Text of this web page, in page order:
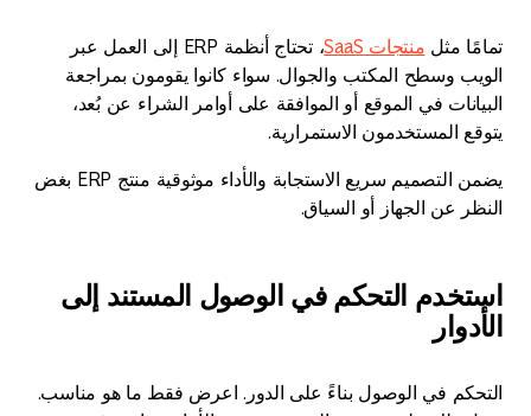
تمامًا مثل منتجات SaaS
، تحتاج أنظمة ERP إلى العمل عبر
الويب وسطح المكتب والجوال. سواء كانوا يقومون بمراجعة
البيانات في الموقع أو الموافقة على أوامر الشراء عن بُعد،
يتوقع المستخدمون الاستمرارية.
يضمن التصميم سريع الاستجابة والأداء موثوقية منتج ERP بغض
النظر عن الجهاز أو السياق.
استخدم التحكم في الوصول المستند إلى
الأدوار
التحكم في الوصول بناءً على الدور. اعرض فقط ما هو مناسب.